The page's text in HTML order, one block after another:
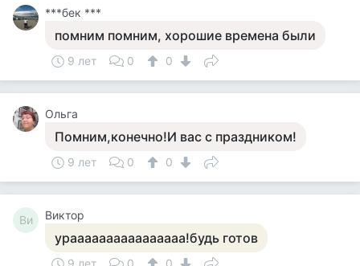
***бек ***
помним помним, хорошие времена были
9 лет 0 0
Ольга
Помним,конечно!И вас с праздником!
9 лет 0 0
Ви Виктор
ураааааааааааааааа!будь готов
9 лет 0 0